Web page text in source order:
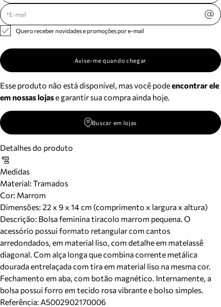
Quero receber novidades e promoções por e-mail
Avise-me quando chegar
Esse produto não está disponível, mas você podeencontrar ele
em nossas lojase garantir sua compra ainda hoje.
Buscar em lojas
Detalhes do produto
Medidas
Material: Tramados
Cor: Marrom
Dimensões: 22 x 9 x 14 cm (comprimento x largura x altura)
Descrição: Bolsa feminina tiracolo marrom pequena. O
acessório possui formato retangular com cantos
arredondados, em material liso, com detalhe em matelassê
diagonal. Com alça longa que combina corrente metálica
dourada entrelaçada com tira em material liso na mesma cor.
Fechamento em aba, com botão magnético. Internamente, a
bolsa possui forro em tecido rosa vibrante e bolso simples.
Referência: A5002902170006